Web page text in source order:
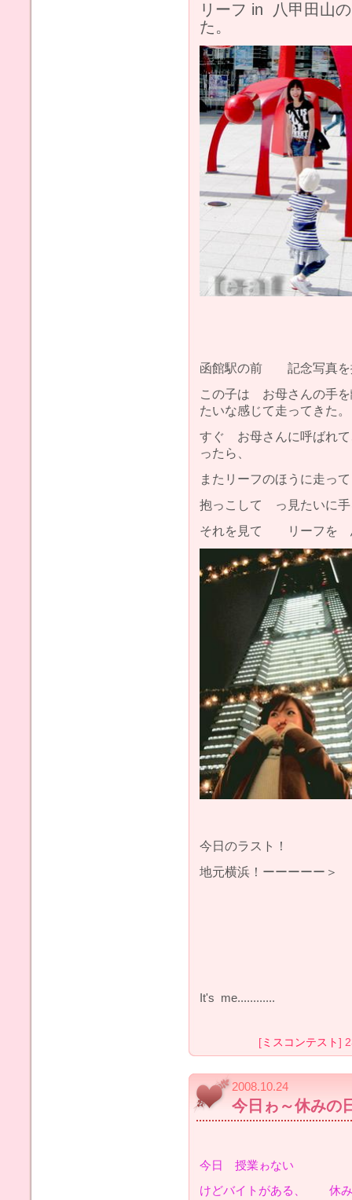
リーフ in 八甲田
た。
函館駅の前 記念写真を
この子は お母さんの手を
たいな感じて走ってき
すぐ お母さんに呼ばれ
ったら、
またリーフのほうに走っ
抱っこして っ見たいに
それを見て リーフを
今日のラスト！
地元横浜！ーーーーー
It's me............
[ ミスコンテスト ]
2008.10.24
今日ゎ～休みの
今日 授業ゎない
けどバイトがある、 休み